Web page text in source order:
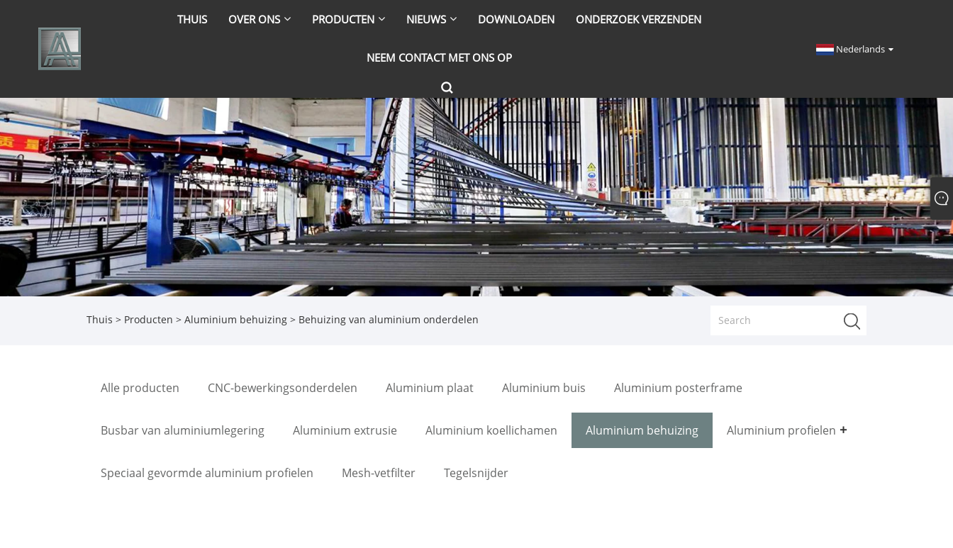
THUIS OVER ONS PRODUCTEN NIEUWS DOWNLOADEN ONDERZOEK VERZENDEN
NEEM CONTACT MET ONS OP
Nederlands
Thuis > Producten > Aluminium behuizing > Behuizing van aluminium onderdelen
Alle producten CNC-bewerkingsonderdelen Aluminium plaat Aluminium buis Aluminium posterframe
Busbar van aluminiumlegering Aluminium extrusie Aluminium koellichamen Aluminium behuizing Aluminium profielen
Speciaal gevormde aluminium profielen Mesh-vetfilter Tegelsnijder